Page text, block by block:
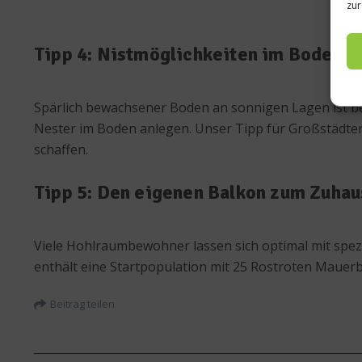
Tipp 4: Nistmöglichkeiten im Boden
Spärlich bewachsener Boden an sonnigen Lagen ist
Nester im Boden anlegen. Unser Tipp für
schaffen.
Tipp 5: Den eigenen Balkon zum
Viele Hohlraumbewohner lassen sich optimal mit
enthält eine Startpopulation mit 25 Rostroten
Beitrag teilen